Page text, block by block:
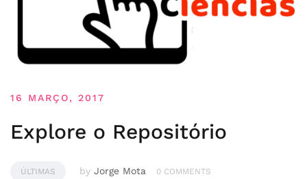
16 MARÇO, 2017
Explore o Repositório
ÚLTIMAS by Jorge Mota 0 COMMENTS